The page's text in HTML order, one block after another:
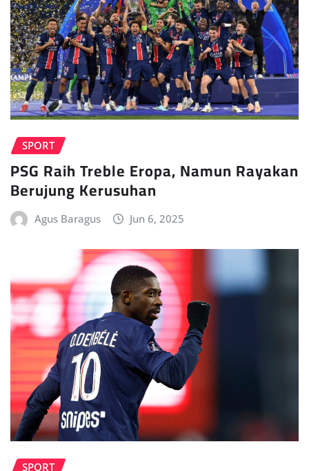
SPORT
PSG Raih Treble Eropa, Namun Rayakan
Berujung Kerusuhan
Agus Baragus Jun 6, 2025
SPORT